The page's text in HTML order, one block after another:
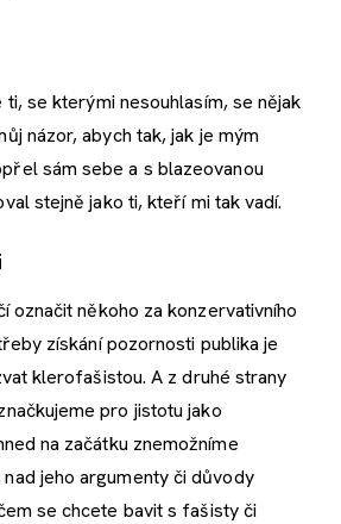
se kterými nesouhlasím, se nějak
názor, abych tak, jak je mým
sám sebe a s blazeovanou
stejně jako ti, kteří mi tak vadí.
označit někoho za konzervativního
získání pozornosti publika je
klerofašistou. A z druhé strany
pro jistotu jako
na začátku znemožníme
jeho argumenty či důvody
se chcete bavit s fašisty či